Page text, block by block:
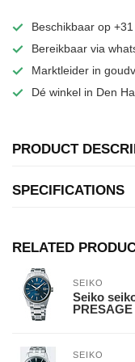
Beschikbaar op
Bereikbaar via
Marktleider in
Dé winkel in Den
PRODUCT
SPECIFICATIONS
RELATED
SEIKO
Seiko
SEIKO